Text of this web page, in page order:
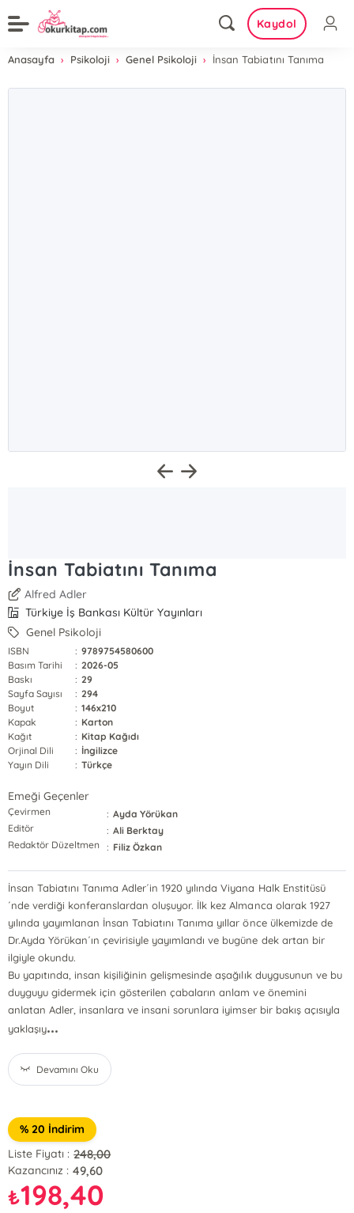
Kaydol
Anasayfa Psikoloji Genel Psikoloji İnsan Tabiatını Tanıma
İnsan Tabiatını Tanıma
Alfred Adler
Türkiye İş Bankası Kültür Yayınları
Genel Psikoloji
ISBN : 9789754580600
Basım Tarihi
: 2026-05
Baskı
: 29
Sayfa Sayısı
: 294
Boyut
: 146x210
Kapak
: Karton
Kağıt
: Kitap Kağıdı
Orjinal Dili
: İngilizce
Yayın Dili
: Türkçe
Emeği Geçenler
Çevirmen : Ayda Yörükan
Editör
: Ali Berktay
Redaktör Düzeltmen
: Filiz Özkan
İnsan Tabiatını Tanıma Adler´in 1920 yılında Viyana Halk Enstitüsü
´nde verdiği konferanslardan oluşuyor. İlk kez Almanca olarak 1927
yılında yayımlanan İnsan Tabiatını Tanıma yıllar önce ülkemizde de
Dr.Ayda Yörükan´ın çevirisiyle yayımlandı ve bugüne dek artan bir
ilgiyle okundu.
Bu yapıtında, insan kişiliğinin gelişmesinde aşağılık duygusunun ve bu
duyguyu gidermek için gösterilen çabaların anlam ve önemini
anlatan Adler, insanlara ve insani sorunlara iyimser bir bakış açısıyla
yaklaşıy...
Devamını Oku
% 20 İndirim
Liste Fiyatı : 248,00
Kazancınız : 49,60
₺198,40